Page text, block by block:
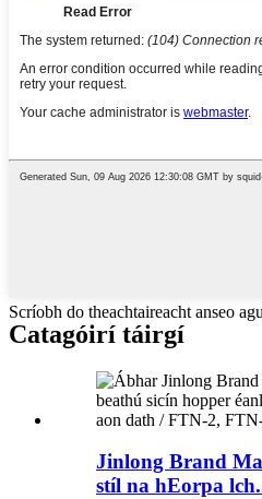
Scríobh do theachtaireacht anseo
Catagóirí táirgí
Jinlong Brand
stíl na hEorpa